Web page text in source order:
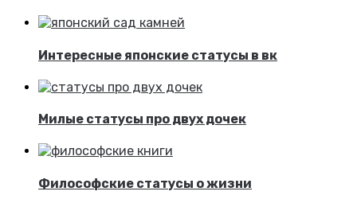
Интересные японские статусы в вк
Милые статусы про двух дочек
Философские статусы о жизни